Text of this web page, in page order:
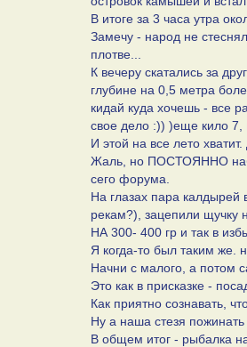
В итоге за 3 часа утра
Замечу - народ не
плотве...
К вечеру скатались за
глубине на 0,5 метра
кидай куда хочешь - все
свое дело :)) )еще кило 7,
И этой на все лето
Жаль, но ПОСТОЯННО
сего форума.
На глазах пара калдырей
рекам?), зацепили щучку
НА 300- 400 гр и так в
Я когда-то был таким же.
Начни с малого, а потом
Это как в присказке -
Как приятно сознавать,
Ну а наша стезя
В общем итог - рыбалка на